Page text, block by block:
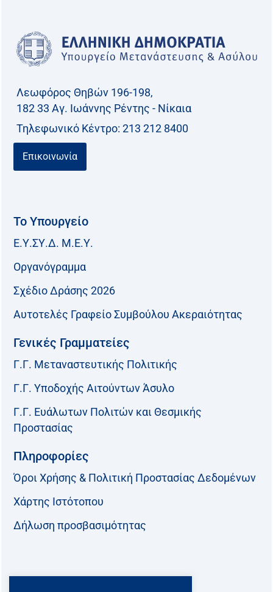
Λεωφόρος Θηβών 196-198,
182 33 Aγ. Ιωάννης Ρέντης - Νίκαια
Τηλεφωνικό Kέντρο: 213 212 8400
Επικοινωνία
Το Υπουργείο
Ε.Υ.ΣΥ.Δ. Μ.Ε.Υ.
Οργανόγραμμα
Σχέδιο Δράσης 2026
Αυτοτελές Γραφείο Συμβούλου Ακεραιότητας
Γενικές Γραμματείες
Γ.Γ. Μεταναστευτικής Πολιτικής
Γ.Γ. Υποδοχής Αιτούντων Άσυλο
Γ.Γ. Ευάλωτων Πολιτών και Θεσμικής
Προστασίας
Πληροφορίες
Όροι Χρήσης & Πολιτική Προστασίας Δεδομένων
Χάρτης Ιστότοπου
Δήλωση προσβασιμότητας